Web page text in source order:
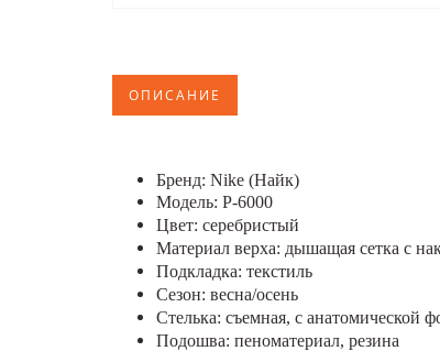
ОПИСАНИЕ
Бренд: Nike (Найк)
Модель: P-6000
Цвет: серебристый
Материал верха: дышащая сетка с
Подкладка: текстиль
Сезон: весна/осень
Стелька: съемная, с анатомической
Подошва: пеноматериал, резина